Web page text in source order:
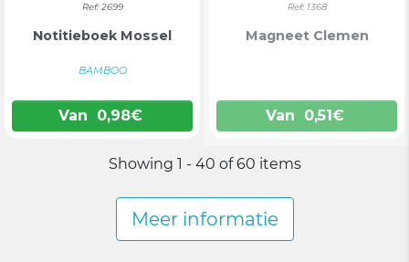
Ref: 2699
Notitieboek Mossel
BAMBOO
Van 0,98€
Ref: 1368
Magneet Clemen
Van 0,51€
Showing 1 - 40 of 60 items
Meer informatie